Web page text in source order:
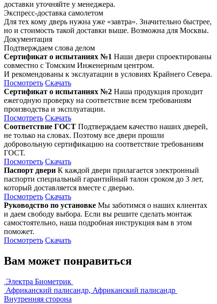
доставки уточняйте у менеджера.
Экспресс-доставка самолетом
Для тех кому дверь нужна уже «завтра». Значительно быстрее,
но и стоимость такой доставки выше. Возможна для Москвы.
Документация
Подтверждаем слова делом
Сертификат о испытаниях №1 Наши двери спроектированы
совместно с Томским Инженерным центром.
И рекомендованы к экслуатации в условиях Крайнего Севера.
Посмотреть Скачать
Сертификат о испытаниях №2 Наша продукция проходит
ежегодную проверку на соответствие всем требованиям
производства и эксплуатации.
Посмотреть Скачать
Соответствие ГОСТ Подтверждаем качество наших дверей,
не только на словах. Поэтому все двери прошли
добровольную сертификацию на соответствие требованиям
ГОСТ.
Посмотреть Скачать
Паспорт двери К каждой двери прилагается электронный
паспорти специальный гарантийный талон сроком до 3 лет,
который доставляется вместе с дверью.
Посмотреть Скачать
Руководство по установке Мы заботимся о наших клиентах
и даем свободу выбора. Если вы решите сделать монтаж
самостоятельно, наша подробная инструкция вам в этом
поможет.
Посмотреть Скачать
Вам может понравиться
Электра Биометрик
Африканский палисандр, Африканский палисандр
Внутренняя сторона